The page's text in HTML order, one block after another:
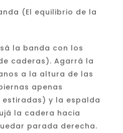
(El equilibrio de la
la banda con los
caderas). Agarrá la
a la altura de las
apenas
y la espalda
la cadera hacia
parada derecha.